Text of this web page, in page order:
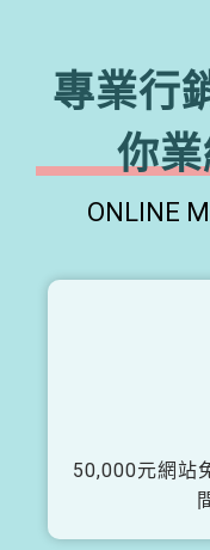
專業行
你
ONLINE
50,000元網站